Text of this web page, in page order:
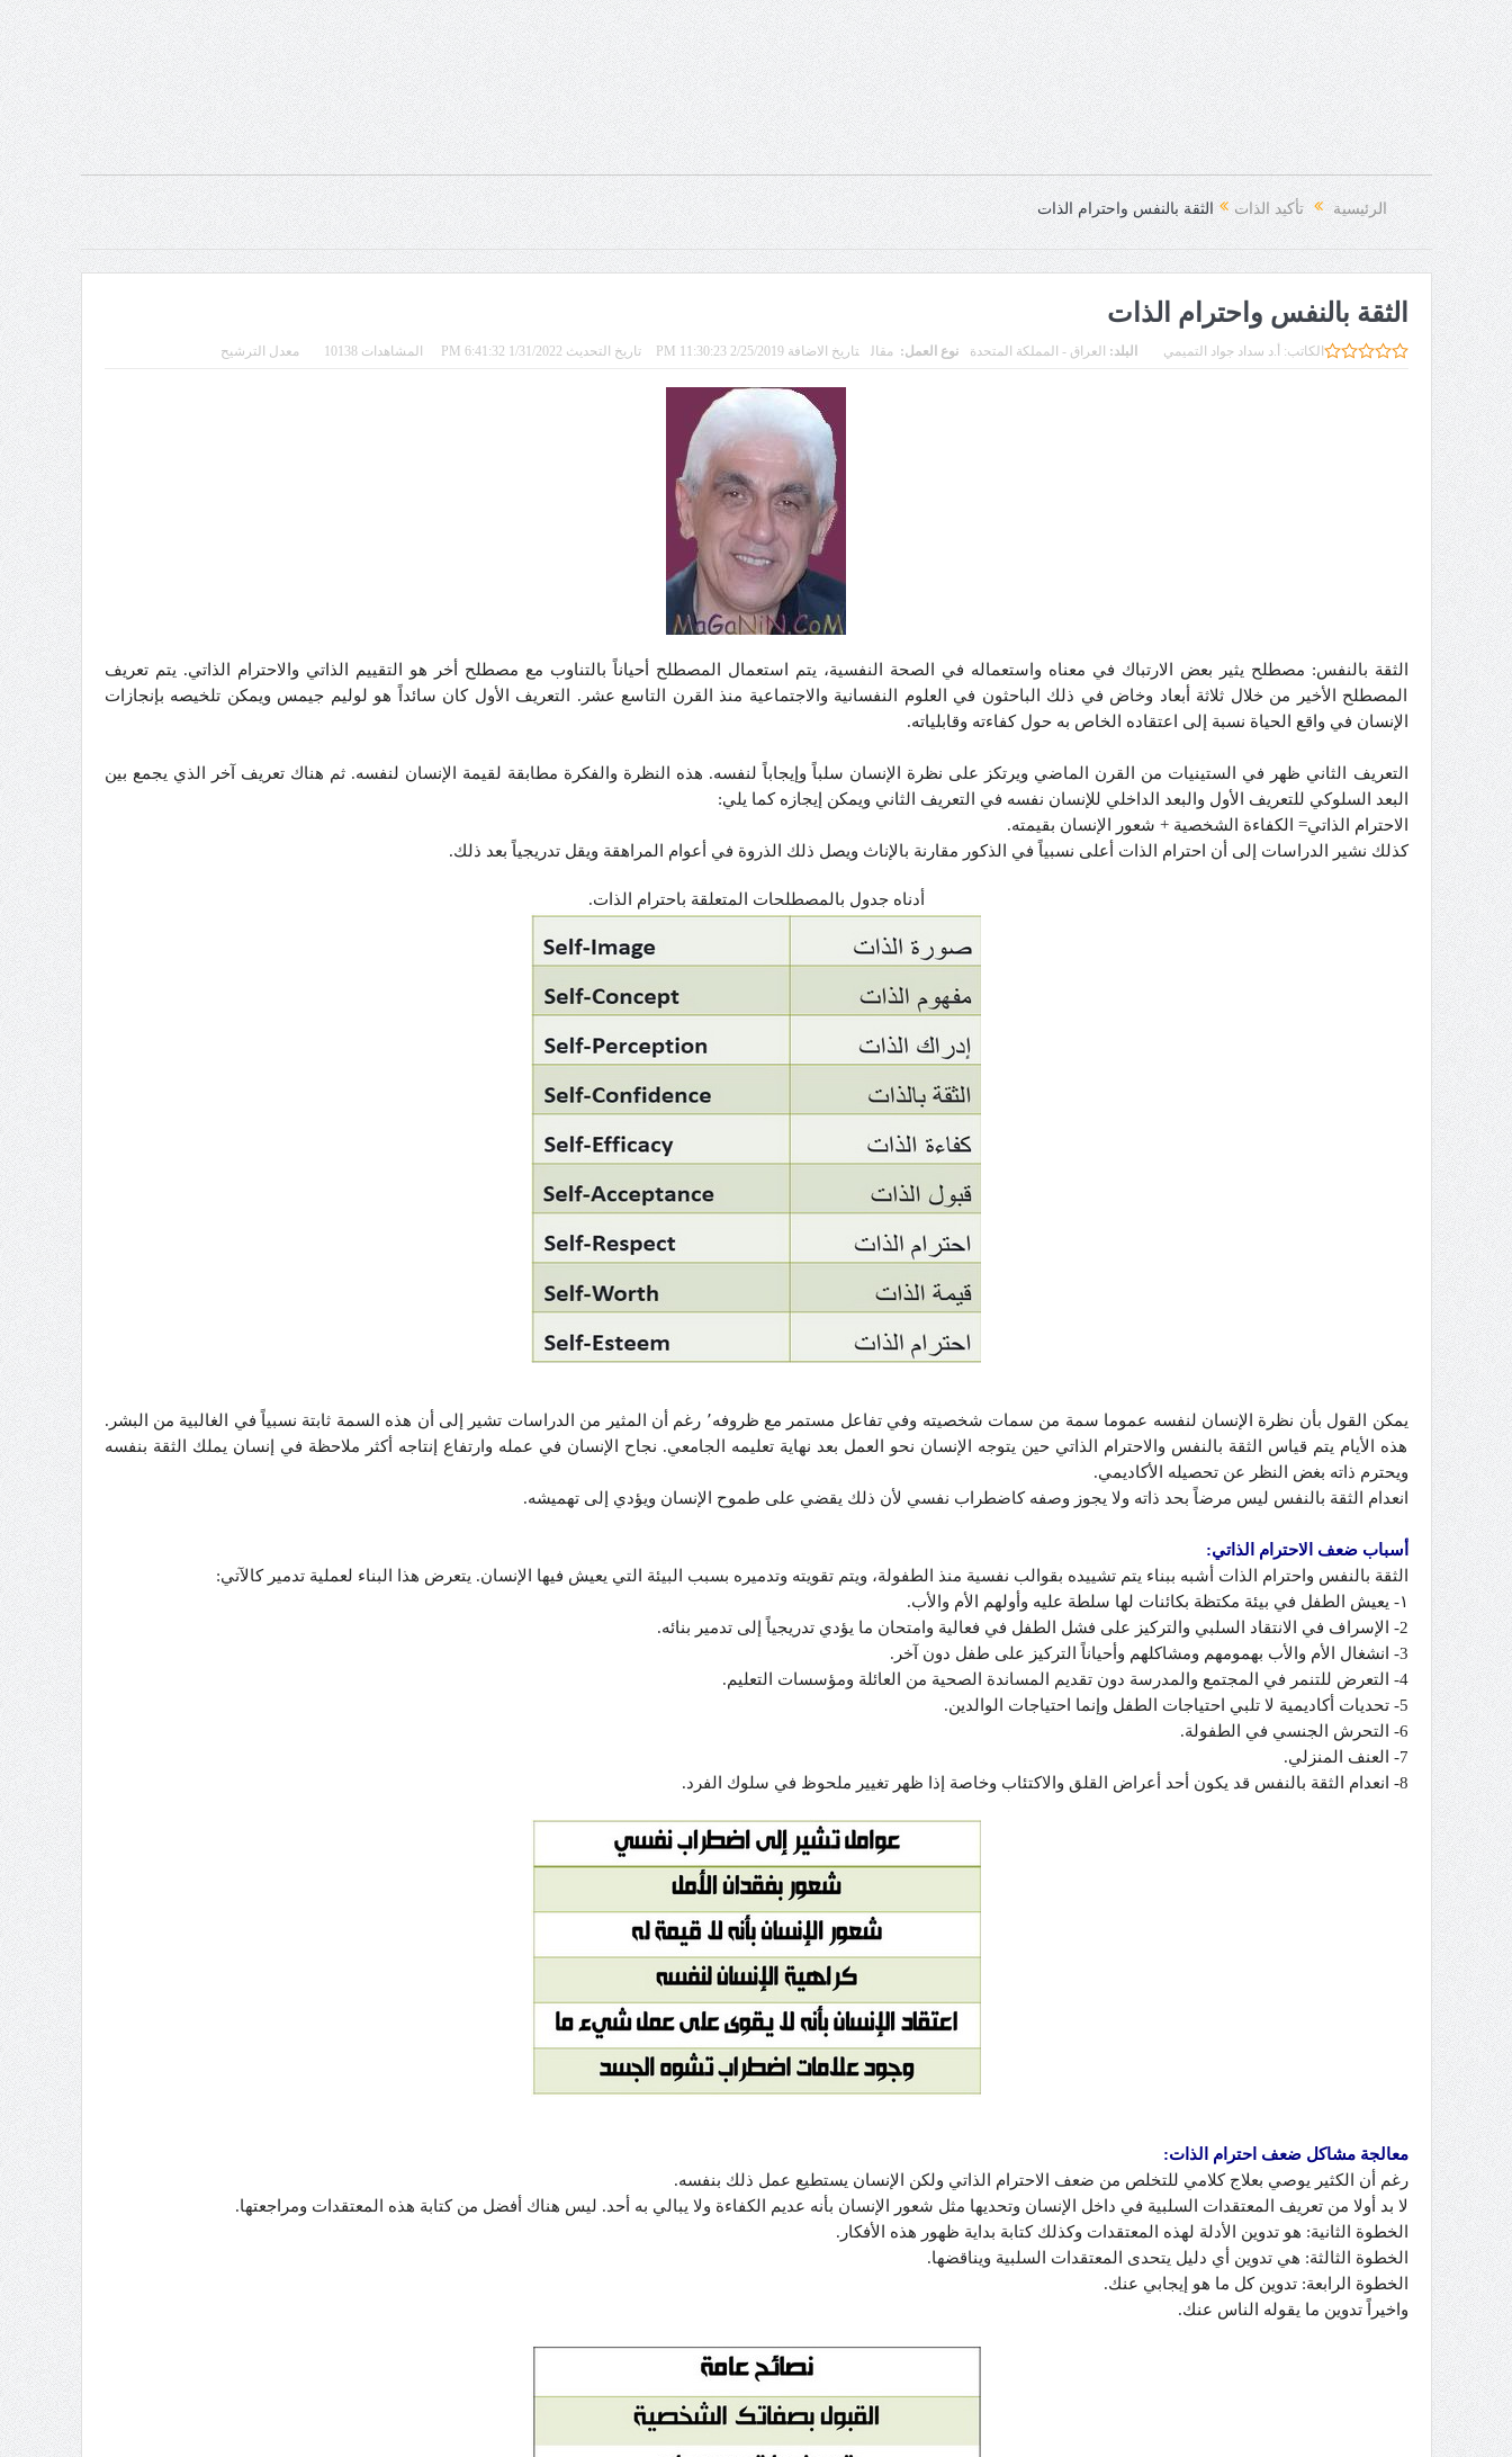
الرئيسية تأكيد الذات الثقة بالنفس واحترام الذات
الثقة بالنفس واحترام الذات
الكاتب: أ.د سداد جواد التميمي البلد: العراق - المملكة المتحدة نوع العمل:مقال تاريخ الاضافة 2/25/2019 11:30:23 PM تاريخ التحديث 1/31/2022 6:41:32 PM المشاهدات 10138 معدل الترشيح
الثقة بالنفس: مصطلح يثير بعض الارتباك في معناه واستعماله في الصحة النفسية، يتم استعمال المصطلح أحياناً بالتناوب مع مصطلح أخر هو التقييم الذاتي والاحترام الذاتي. يتم تعريف
المصطلح الأخير من خلال ثلاثة أبعاد وخاض في ذلك الباحثون في العلوم النفسانية والاجتماعية منذ القرن التاسع عشر. التعريف الأول كان سائداً هو لوليم جيمس ويمكن تلخيصه بإنجازات
الإنسان في واقع الحياة نسبة إلى اعتقاده الخاص به حول كفاءته وقابلياته.
التعريف الثاني ظهر في الستينيات من القرن الماضي ويرتكز على نظرة الإنسان سلباً وإيجاباً لنفسه. هذه النظرة والفكرة مطابقة لقيمة الإنسان لنفسه. ثم هناك تعريف آخر الذي يجمع بين
البعد السلوكي للتعريف الأول والبعد الداخلي للإنسان نفسه في التعريف الثاني ويمكن إيجازه كما يلي:
الاحترام الذاتي= الكفاءة الشخصية + شعور الإنسان بقيمته.
كذلك نشير الدراسات إلى أن احترام الذات أعلى نسبياً في الذكور مقارنة بالإناث ويصل ذلك الذروة في أعوام المراهقة ويقل تدريجياً بعد ذلك.
أدناه جدول بالمصطلحات المتعلقة باحترام الذات.
يمكن القول بأن نظرة الإنسان لنفسه عموما سمة من سمات شخصيته وفي تفاعل مستمر مع ظروفه٬ رغم أن المثير من الدراسات تشير إلى أن هذه السمة ثابتة نسبياً في الغالبية من البشر.
هذه الأيام يتم قياس الثقة بالنفس والاحترام الذاتي حين يتوجه الإنسان نحو العمل بعد نهاية تعليمه الجامعي. نجاح الإنسان في عمله وارتفاع إنتاجه أكثر ملاحظة في إنسان يملك الثقة بنفسه
ويحترم ذاته بغض النظر عن تحصيله الأكاديمي.
انعدام الثقة بالنفس ليس مرضاً بحد ذاته ولا يجوز وصفه كاضطراب نفسي لأن ذلك يقضي على طموح الإنسان ويؤدي إلى تهميشه.
أسباب ضعف الاحترام الذاتي:
الثقة بالنفس واحترام الذات أشبه ببناء يتم تشييده بقوالب نفسية منذ الطفولة، ويتم تقويته وتدميره بسبب البيئة التي يعيش فيها الإنسان. يتعرض هذا البناء لعملية تدمير كالآتي:
١- يعيش الطفل في بيئة مكتظة بكائنات لها سلطة عليه وأولهم الأم والأب.
2- الإسراف في الانتقاد السلبي والتركيز على فشل الطفل في فعالية وامتحان ما يؤدي تدريجياً إلى تدمير بنائه.
3- انشغال الأم والأب بهمومهم ومشاكلهم وأحياناً التركيز على طفل دون آخر.
4- التعرض للتنمر في المجتمع والمدرسة دون تقديم المساندة الصحية من العائلة ومؤسسات التعليم.
5- تحديات أكاديمية لا تلبي احتياجات الطفل وإنما احتياجات الوالدين.
6- التحرش الجنسي في الطفولة.
7- العنف المنزلي.
8- انعدام الثقة بالنفس قد يكون أحد أعراض القلق والاكتئاب وخاصة إذا ظهر تغيير ملحوظ في سلوك الفرد.
معالجة مشاكل ضعف احترام الذات:
رغم أن الكثير يوصي بعلاج كلامي للتخلص من ضعف الاحترام الذاتي ولكن الإنسان يستطيع عمل ذلك بنفسه.
لا بد أولا من تعريف المعتقدات السلبية في داخل الإنسان وتحديها مثل شعور الإنسان بأنه عديم الكفاءة ولا يبالي به أحد. ليس هناك أفضل من كتابة هذه المعتقدات ومراجعتها.
الخطوة الثانية: هو تدوين الأدلة لهذه المعتقدات وكذلك كتابة بداية ظهور هذه الأفكار.
الخطوة الثالثة: هي تدوين أي دليل يتحدى المعتقدات السلبية ويناقضها.
الخطوة الرابعة: تدوين كل ما هو إيجابي عنك.
واخيراً تدوين ما يقوله الناس عنك.